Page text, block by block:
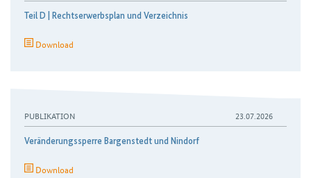
Teil D | Rechtserwerbsplan und Verzeichnis
Download
PUBLIKATION 23.07.2026
Veränderungssperre Bargenstedt und Nindorf
Download